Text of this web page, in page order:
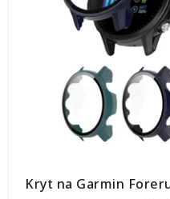
Kryt na Garmin